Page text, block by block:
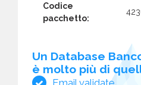
Codice
pacchetto:
Un Database
è molto più di
Email validate